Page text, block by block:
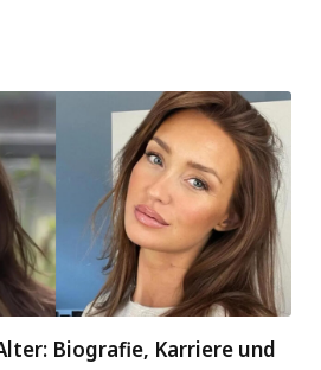
Biografie, Karriere und